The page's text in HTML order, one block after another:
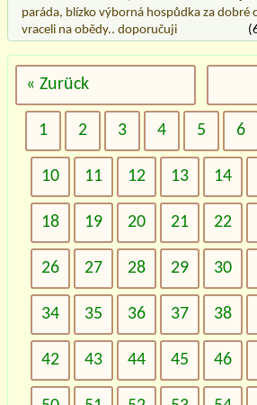
paráda, blízko výborná hospůdka za dobré
vraceli na obědy.. doporučuji
« Zurück
1 2 3 4 5 6
10 11 12 13 14
18 19 20 21 22
26 27 28 29 30
34 35 36 37 38
42 43 44 45 46